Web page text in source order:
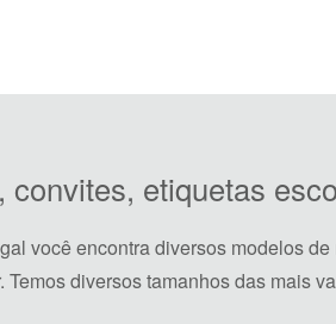
convites, etiquetas
você encontra diversos modelos
Temos diversos tamanhos das mais